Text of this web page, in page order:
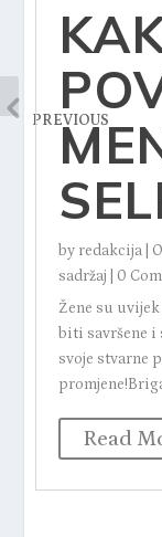
PREVIOUS
by redakcija
sadržaj
0
Žene su
biti savršene i
svoje stvarne
Read